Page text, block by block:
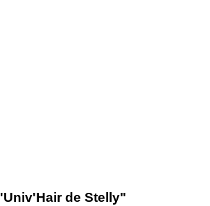
de Stelly"